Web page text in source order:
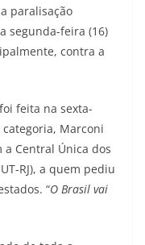
paralisação
segunda-feira (16)
contra a
feita na sexta-
Marconi
a Central Única dos
RJ), a quem pediu
“O Brasil vai